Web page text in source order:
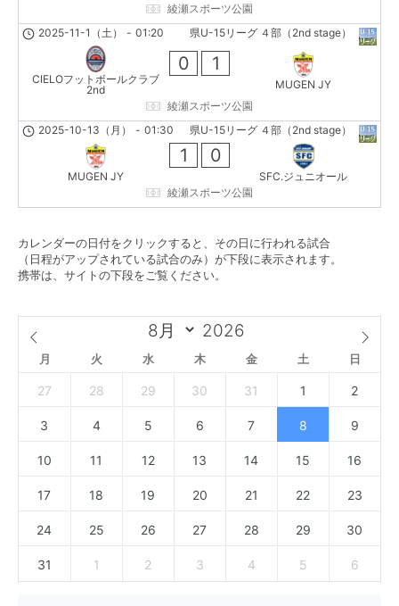
綾瀬スポーツ公園
県U-15リーグ ４部（2nd stage）
2025-11-1（土） - 01:20
CIELOフットボールクラブ
2nd
0 1
MUGEN JY
綾瀬スポーツ公園
県U-15リーグ ４部（2nd stage）
2025-10-13（月） - 01:30
MUGEN JY
1 0
SFC.ジュニオール
綾瀬スポーツ公園
カレンダーの日付をクリックすると、その日に行われる試合
（日程がアップされている試合のみ）が下段に表示されます。
携帯は、サイトの下段をご覧ください。
月 火 水 木 金 土 日
27 28 29 30 31 1 2
3 4 5 6 7 8 9
10 11 12 13 14 15 16
17 18 19 20 21 22 23
24 25 26 27 28 29 30
31 1 2 3 4 5 6